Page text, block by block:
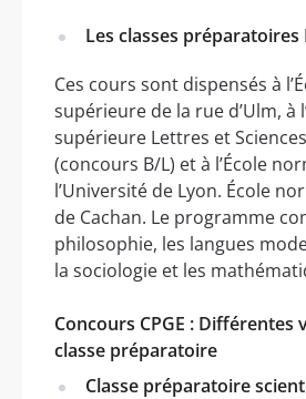
Les classes préparatoires
Ces cours sont dispensés à
supérieure de la rue d’Ulm, à
supérieure Lettres et
(concours B/L) et à l’École
l’Université de Lyon. École
de Cachan. Le programme
philosophie, les langues
la sociologie et les
Concours CPGE : Différentes
classe préparatoire
Classe préparatoire